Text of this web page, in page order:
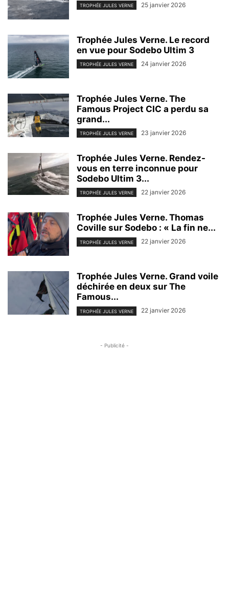
TROPHÉE JULES VERNE 25 janvier 2026
Trophée Jules Verne. Le record
en vue pour Sodebo Ultim 3
TROPHÉE JULES VERNE 24 janvier 2026
Trophée Jules Verne. The
Famous Project CIC a perdu sa
grand...
TROPHÉE JULES VERNE 23 janvier 2026
Trophée Jules Verne. Rendez-
vous en terre inconnue pour
Sodebo Ultim 3...
TROPHÉE JULES VERNE 22 janvier 2026
Trophée Jules Verne. Thomas
Coville sur Sodebo : « La fin ne...
TROPHÉE JULES VERNE 22 janvier 2026
Trophée Jules Verne. Grand voile
déchirée en deux sur The
Famous...
TROPHÉE JULES VERNE 22 janvier 2026
- Publicité -